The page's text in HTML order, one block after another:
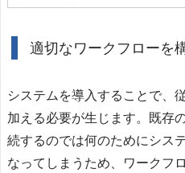
適切なワークフローを
システムを導入することで、
加える必要が生じます。既存
続するのでは何のためにシス
なってしまうため、ワークフ